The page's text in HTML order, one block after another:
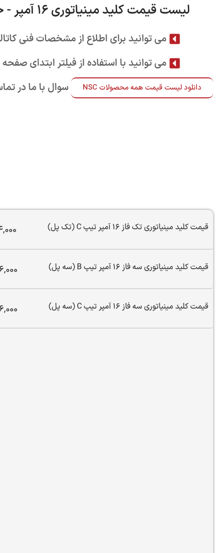
لیست قیمت کلید مینیاتوری 16 آمپر - خرداد 1405
تیم فروش
نمایندگان فروش - پشتیبانی مالی
می توانید برای اطلاع از مشخصات فنی
می توانید با استفاده از فیلتر ابتدای
در صورت هر گونه ابهام و سوال با ما در
دانلود لیست قیمت همه محصولات NSC
قیمت کلید مینیاتوری تک فاز 16 آمپر تیپ C (تک پل)
قیمت کلید مینیاتوری سه فاز 16 آمپر تیپ B (سه پل)
قیمت کلید مینیاتوری سه فاز 16 آمپر تیپ C (سه پل)